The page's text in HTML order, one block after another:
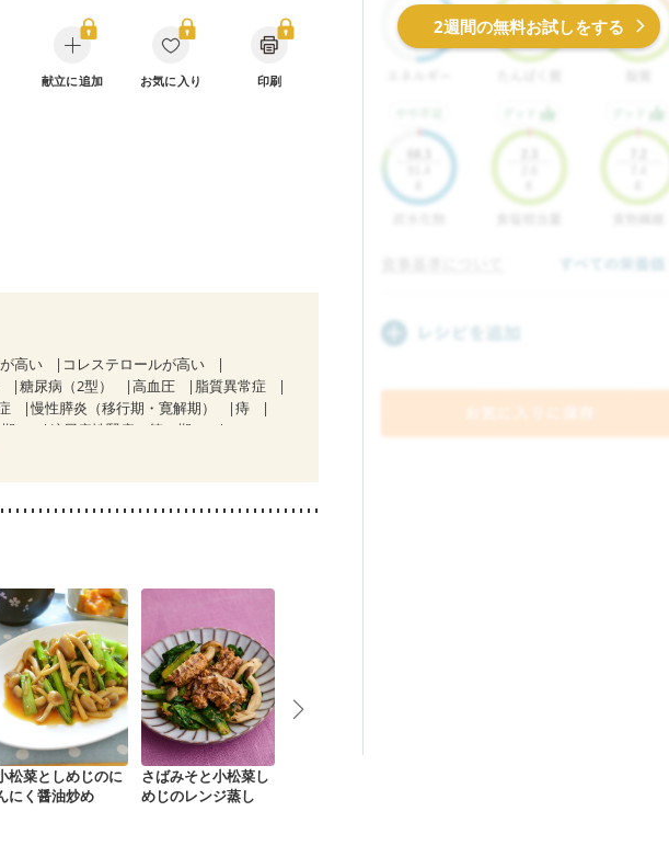
献立に追加 お気に入り 印刷
高い
コレステロールが高い
糖尿病（2型） 高血圧
脂質異常症
慢性膵炎（移行期・寛解期）
痔
）
糖尿病性腎症（第３期）
（ステージ３b）
期）
松菜としめじのに
にく醤油炒め
さばみそと小松菜し
めじのレンジ蒸し
2週間の無料お試しをする